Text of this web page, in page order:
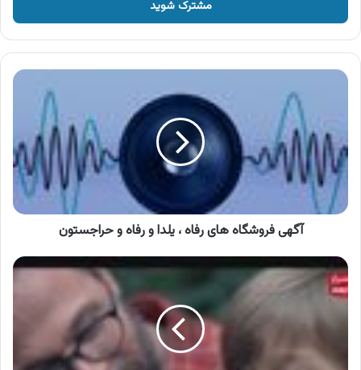
وارد
کنید
آگهی
،
یلدا
رفاه
و
حراجستونآگهی فروشگاه های رفاه ، یلدا و رفاه و حراجستون
آگهی
سیمرغ
،
محصولات
سیمرغ